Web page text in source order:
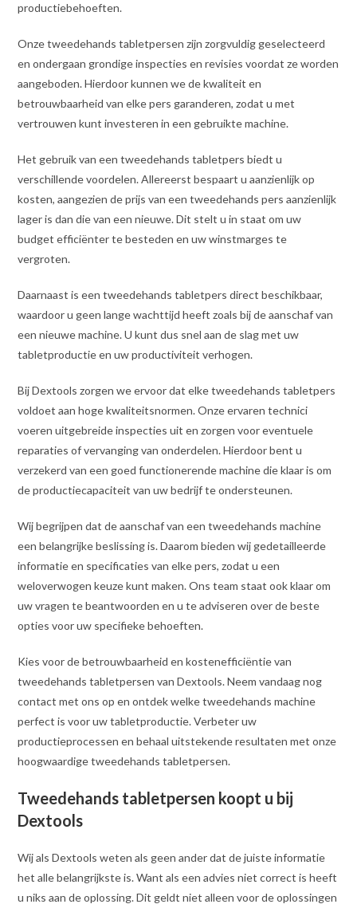
productiebehoeften.
Onze tweedehands tabletpersen zijn zorgvuldig geselecteerd
en ondergaan grondige inspecties en revisies voordat ze worden
aangeboden. Hierdoor kunnen we de kwaliteit en
betrouwbaarheid van elke pers garanderen, zodat u met
vertrouwen kunt investeren in een gebruikte machine.
Het gebruik van een tweedehands tabletpers biedt u
verschillende voordelen. Allereerst bespaart u aanzienlijk op
kosten, aangezien de prijs van een tweedehands pers aanzienlijk
lager is dan die van een nieuwe. Dit stelt u in staat om uw
budget efficiënter te besteden en uw winstmarges te
vergroten.
Daarnaast is een tweedehands tabletpers direct beschikbaar,
waardoor u geen lange wachttijd heeft zoals bij de aanschaf van
een nieuwe machine. U kunt dus snel aan de slag met uw
tabletproductie en uw productiviteit verhogen.
Bij Dextools zorgen we ervoor dat elke tweedehands tabletpers
voldoet aan hoge kwaliteitsnormen. Onze ervaren technici
voeren uitgebreide inspecties uit en zorgen voor eventuele
reparaties of vervanging van onderdelen. Hierdoor bent u
verzekerd van een goed functionerende machine die klaar is om
de productiecapaciteit van uw bedrijf te ondersteunen.
Wij begrijpen dat de aanschaf van een tweedehands machine
een belangrijke beslissing is. Daarom bieden wij gedetailleerde
informatie en specificaties van elke pers, zodat u een
weloverwogen keuze kunt maken. Ons team staat ook klaar om
uw vragen te beantwoorden en u te adviseren over de beste
opties voor uw specifieke behoeften.
Kies voor de betrouwbaarheid en kostenefficiëntie van
tweedehands tabletpersen van Dextools. Neem vandaag nog
contact met ons op en ontdek welke tweedehands machine
perfect is voor uw tabletproductie. Verbeter uw
productieprocessen en behaal uitstekende resultaten met onze
hoogwaardige tweedehands tabletpersen.
Tweedehands tabletpersen koopt u bij
Dextools
Wij als Dextools weten als geen ander dat de juiste informatie
het alle belangrijkste is. Want als een advies niet correct is heeft
u niks aan de oplossing. Dit geldt niet alleen voor de oplossingen